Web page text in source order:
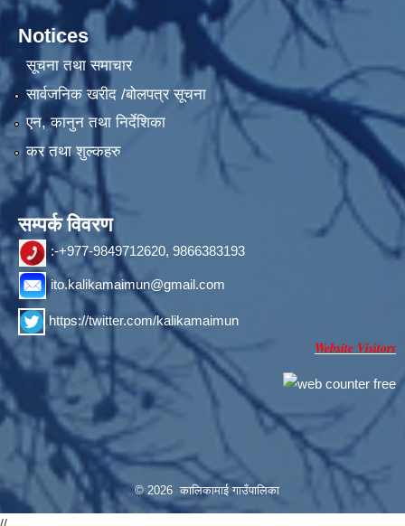
Notices
सूचना तथा समाचार
सार्वजनिक खरीद /बोलपत्र सूचना
एन, कानुन तथा निर्देशिका
कर तथा शुल्कहरु
सम्पर्क विवरण
:-+977-9849712620, 9866383193
ito.kalikamaimun@gmail.com
https://twitter.com/kalikamaimun
Website Visitors
© 2026 कालिकामाई गाउँपालिका
//